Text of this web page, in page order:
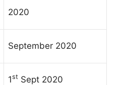
2020
September 2020
1st Sept 2020